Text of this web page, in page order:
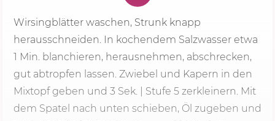
Wirsingblätter waschen, Strunk knapp
herausschneiden. In kochendem Salzwasser etwa
1 Min. blanchieren, herausnehmen, abschrecken,
gut abtropfen lassen. Zwiebel und Kapern in den
Mixtopf geben und 3 Sek. Stufe 5 zerkleinern. Mit
dem Spatel nach unten schieben, Öl zugeben und